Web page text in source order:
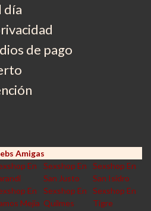
día
de pago
Amigas
En
Sexshop En
San Justo
Sexshop En
San Isidro
En
Mejia
Sexshop En
Quilmes
Sexshop En
Tigre